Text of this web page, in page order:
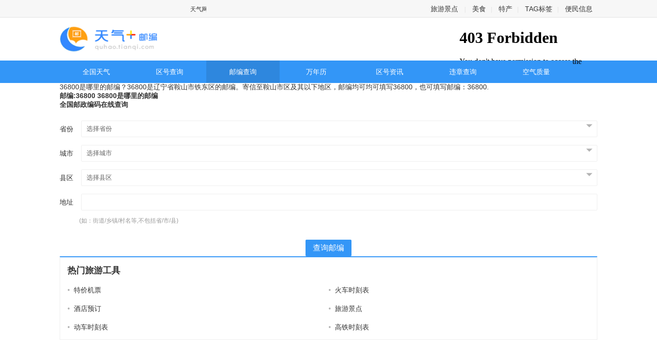
天气网提供全国国内城市天气预报，旅游景点天气预报，国际城市天气预报以及历史天气预报查询旅游景点 美食 特产 TAG标签 便民信息
全国天气 区号查询 邮编查询 万年历 区号资讯 违章查询
空气质量
36800是哪里的邮编？36800是辽宁省鞍山市铁东区的邮编。寄信至鞍山市区及其以下地区，邮编均可均可填写36800，也可填写邮编：36800.
邮编:36800 36800是哪里的邮编
全国邮政编码在线查询
省份
城市
县区
地址
(如：街道/乡镇/村名等,不包括省/市/县)
查询邮编
热门旅游工具
• 特价机票 • 火车时刻表
• 酒店预订 • 旅游景点
• 动车时刻表 • 高铁时刻表